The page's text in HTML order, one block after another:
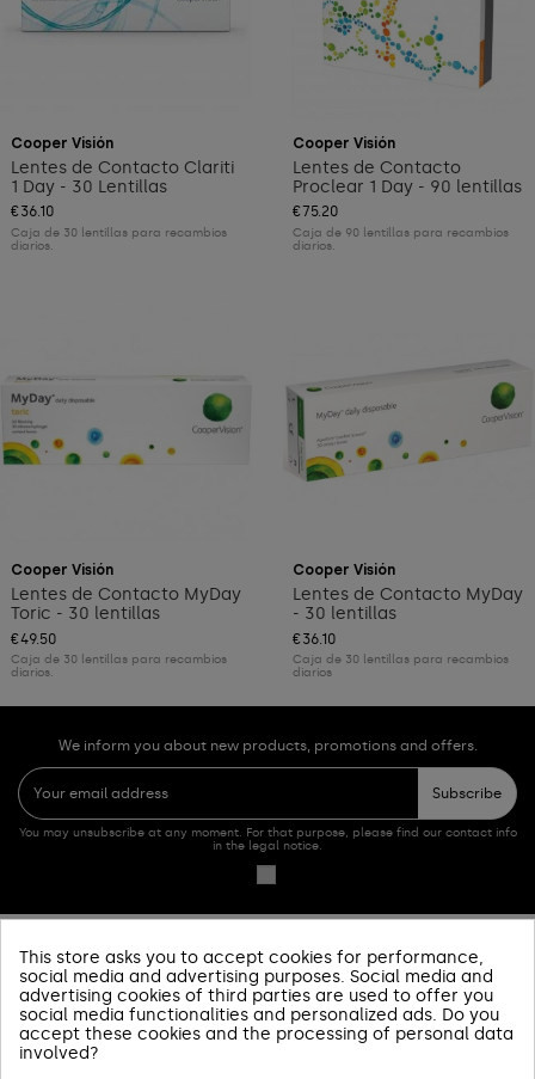
Cooper Visión
Lentes de Contacto Clariti
1 Day - 30 Lentillas
€36.10
Caja de 30 lentillas para recambios
diarios.
Cooper Visión
Lentes de Contacto
Proclear 1 Day - 90 lentillas
€75.20
Caja de 90 lentillas para recambios
diarios.
Cooper Visión
Lentes de Contacto MyDay
Toric - 30 lentillas
€49.50
Caja de 30 lentillas para recambios
diarios.
Cooper Visión
Lentes de Contacto MyDay
- 30 lentillas
€36.10
Caja de 30 lentillas para recambios
diarios
We inform you about new products, promotions and offers.
Subscribe
You may unsubscribe at any moment. For that purpose, please find our contact info
in the legal notice.
PRODUCTOS
SOBRE NOSOTROS
INFORMACIÓN Y AYUDA
This store asks you to accept cookies for performance,
social media and advertising purposes. Social media and
advertising cookies of third parties are used to offer you
social media functionalities and personalized ads. Do you
accept these cookies and the processing of personal data
involved?